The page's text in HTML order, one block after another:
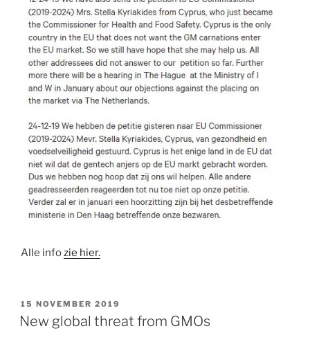
Alle infozie hier.
GEPLAATST
OP
15 NOVEMBER 2019
New global threat from GMOs